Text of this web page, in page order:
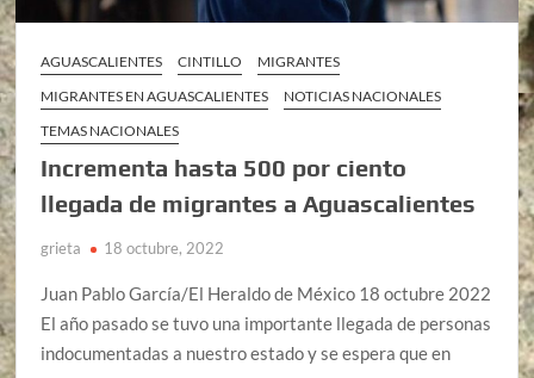
AGUASCALIENTES CINTILLO
MIGRANTES
MIGRANTES EN AGUASCALIENTES
NOTICIAS NACIONALES
TEMAS NACIONALES
Incrementa hasta 500 por ciento
llegada de migrantes a Aguascalientes
grieta 18 octubre, 2022
Juan Pablo García/El Heraldo de México 18 octubre 2022
El año pasado se tuvo una importante llegada de personas
indocumentadas a nuestro estado y se espera que en